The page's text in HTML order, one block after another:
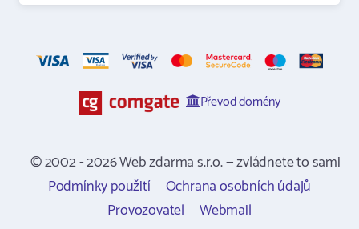
Převod domény
© 2002 - 2026 Web zdarma s.r.o. — zvládnete to sami
Podmínky použití
Ochrana osobních údajů
Provozovatel
Webmail